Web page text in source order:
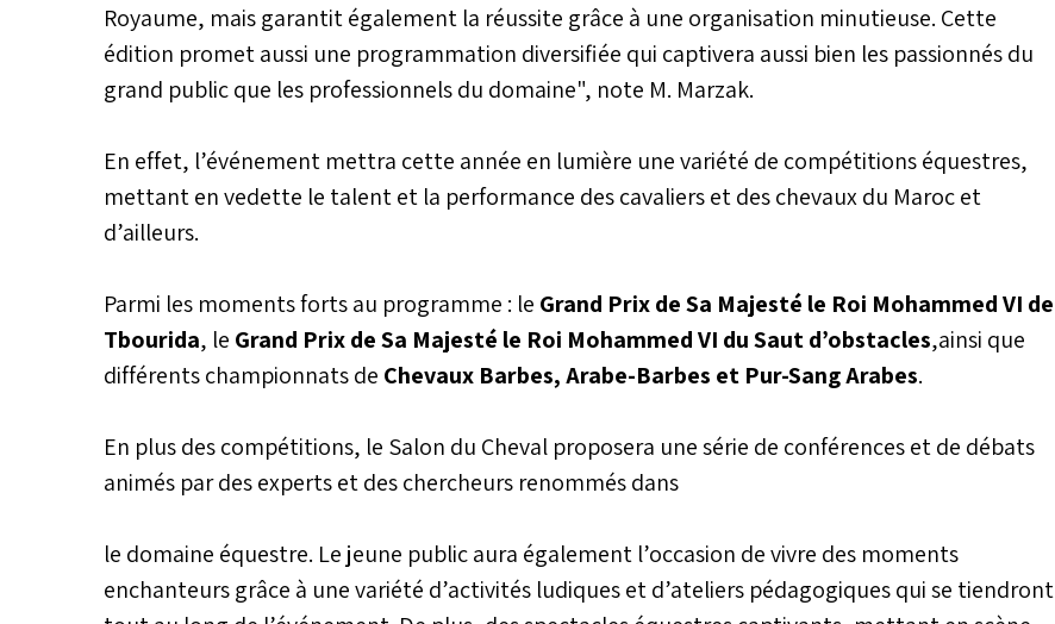
Royaume, mais garantit également la réussite grâce à une organisation minutieuse. Cette
édition promet aussi une programmation diversifiée qui captivera aussi bien les passionnés du
grand public que les professionnels du domaine", note M. Marzak.
En effet, l’événement mettra cette année en lumière une variété de compétitions équestres,
mettant en vedette le talent et la performance des cavaliers et des chevaux du Maroc et
d’ailleurs.
Parmi les moments forts au programme : le Grand Prix de Sa Majesté le Roi Mohammed VI de
Tbourida, le Grand Prix de Sa Majesté le Roi Mohammed VI du Saut d’obstacles,ainsi que
différents championnats de Chevaux Barbes, Arabe-Barbes et Pur-Sang Arabes.
En plus des compétitions, le Salon du Cheval proposera une série de conférences et de débats
animés par des experts et des chercheurs renommés dans
le domaine équestre. Le jeune public aura également l’occasion de vivre des moments
enchanteurs grâce à une variété d’activités ludiques et d’ateliers pédagogiques qui se tiendront